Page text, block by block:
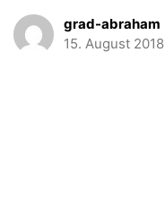
grad-abraham
15. August 2018